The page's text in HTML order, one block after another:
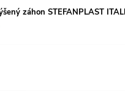
záhon STEFANPLAST